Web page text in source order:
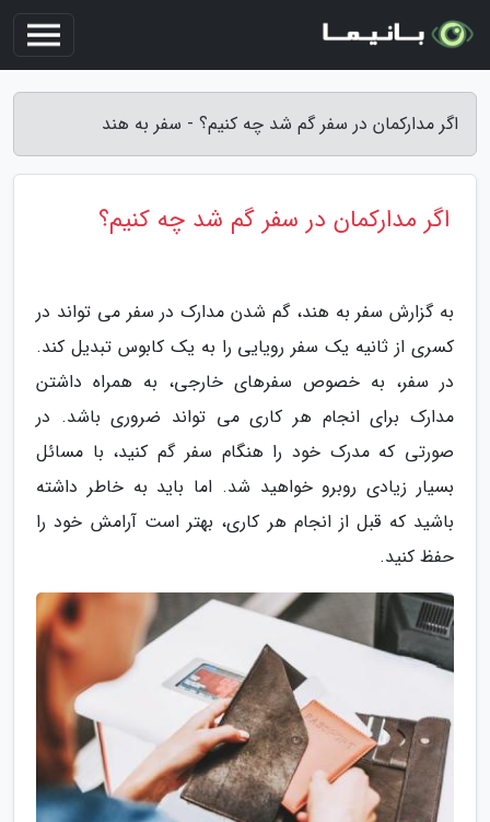
اگر مدارکمان در سفر گم شد چه کنیم؟ - سفر به هند
اگر مدارکمان در سفر گم شد چه کنیم؟
به گزارش سفر به هند، گم شدن مدارک در سفر می تواند در
کسری از ثانیه یک سفر رویایی را به یک کابوس تبدیل کند.
در سفر، به خصوص سفرهای خارجی، به همراه داشتن
مدارک برای انجام هر کاری می تواند ضروری باشد. در
صورتی که مدرک خود را هنگام سفر گم کنید، با مسائل
بسیار زیادی روبرو خواهید شد. اما باید به خاطر داشته
باشید که قبل از انجام هر کاری، بهتر است آرامش خود را
حفظ کنید.